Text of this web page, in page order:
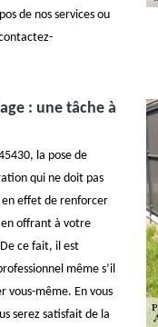
de nos services ou
: une tâche à
la pose de
qui ne doit pas
effet de renforcer
offrant à votre
ce fait, il est
même s’il
vous-même. En vous
serez satisfait de la